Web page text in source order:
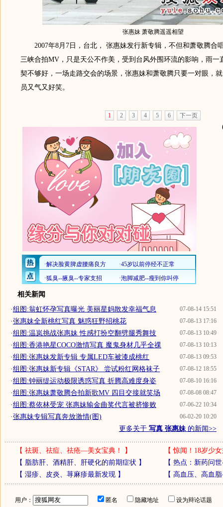
张惠妹 萧敬腾遥遥相望
2007年8月7日，台北， 张惠妹发行新专辑，不但和萧敬腾合
三峡合拍MV，只是天公不作美，受到台风外围环流的影响，雨一
契不够好，一场走路交会的场景，张惠妹和萧敬腾只要一对眼，
员又气又好笑。
1 2 3 4 5 6 下一页
相关新闻
07-08-14 15:51
·组图:翁虹怀孕写真曝光 美丽星妈散发幸福气息
07-08-13 17:16
·张惠妹全新桃红写真 魅惑狂野招桃花
07-08-13 10:49
·组图:温岚挑战张惠妹 性感打扮空翻劈腿秀舞技
07-08-13 10:13
·组图:香港艳星COCO激情写真 魔鬼身材几乎全祼
07-08-13 09:53
·组图:张惠妹发新专辑 专属LED车被漆成桃红
07-08-12 18:55
·组图:张惠妹新专辑《STAR》 尝试粉红网格袜子
07-08-10 16:16
·组图:钟丽缇运动极限诱惑写真 折腾高难度身姿
07-08-08 08:47
·组图:张惠妹萧敬腾合拍新歌MV 四目交接就笑场
07-06-22 10:34
·组图:蔡依林受宠 张惠妹输金曲奖代言被挤惨败
06-02-20 10:20
·张惠妹专辑写真奔放激情(图)
更多关于 写真 张惠妹 的新闻>>
【 祛斑、祛痘、祛疮—美女宝典！ 】 【惊闻！18岁少
【 脂肪肝、酒精肝、肝硬化的前期症状 】 【 热点：新药问
【 湿疹、皮炎、荨麻疹最新发现】 【 高血压、高血
用户： 匿名 隐藏地址
设为辩论话题